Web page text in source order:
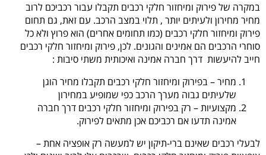
במקרה של פירוק ומיחזור חלקי רכבים תקבלו עבור רכביכם לרוב
מחיר מחירון ולעיתים יותר , תלוי במצב הרכב. עם זאת, גם תחום
פירוק ומיחזור חלקי רכבים (כמו תחומים אחרים) הוא פרוץ ולא כל
סוחרי הרכבים הם אמינים והגונים. לכן, פירוק ומיחזור חלקי רכבים
חייב להיעשות דרך חברה אמינה ואיכותית משתי סיבות :
מחיר – בפירוק ומיחזור חלקי רכבים תקבלו מחיר הוגן
שלעיתים גבוה מערך הרכב כפי שמופיע במחירון
מקצועיות – רק בפירוק ומיחזור חלקי רכבים דרך חברה
אמינה תדעו אם רכביכם אכן מתאים לפירוק.
לבעלי רכבים שאינם ברי-תיקון יש למעשה רק אופציה אחת –